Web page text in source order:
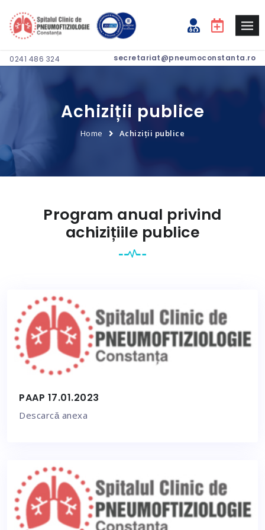
0241 486 324 secretariat@pneumoconstanta.ro
Achiziții publice
Home Achiziții publice
Program anual privind
achizițiile publice
PAAP 17.01.2023
Descarcǎ anexa